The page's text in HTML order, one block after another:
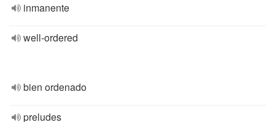
inmanente
well-ordered
bien ordenado
preludes